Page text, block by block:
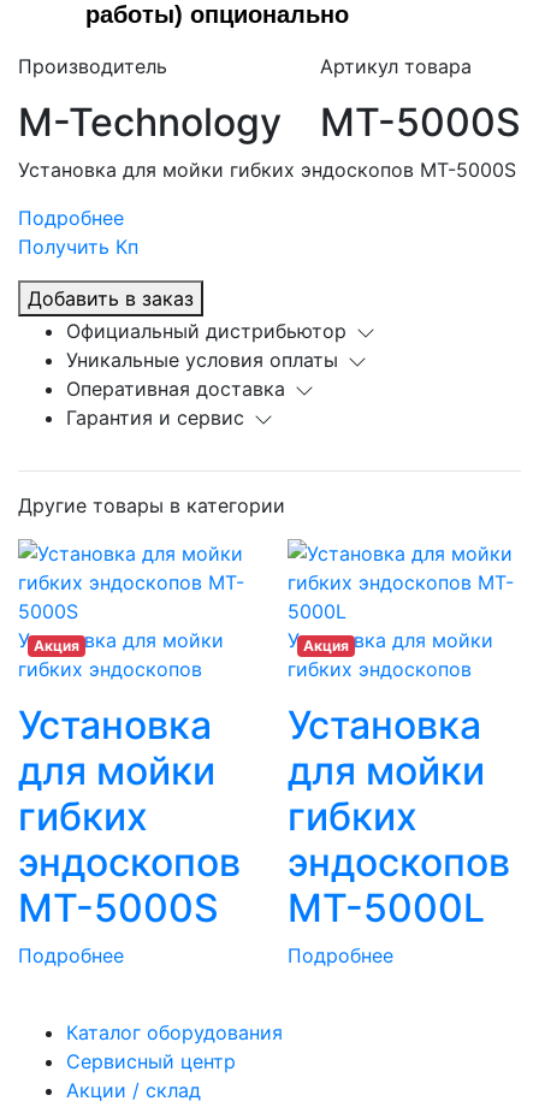
работы) опционально
Производитель
M-Technology
Артикул товара
MT-5000S
Установка для мойки гибких эндоскопов MT-5000S
Подробнее
Получить Кп
Добавить в заказ
Официальный дистрибьютор
Уникальные условия оплаты
Оперативная доставка
Гарантия и сервис
Другие товары в категории
Акция
Установка для мойки
гибких эндоскопов
Установка
для мойки
гибких
эндоскопов
MT-5000S
Подробнее
Акция
Установка для мойки
гибких эндоскопов
Установка
для мойки
гибких
эндоскопов
MT-5000L
Подробнее
Каталог оборудования
Сервисный центр
Акции / склад